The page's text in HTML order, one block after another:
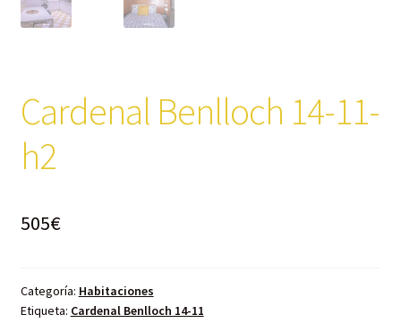
Cardenal Benlloch 14-11-
h2
505€
Categoría: Habitaciones
Etiqueta: Cardenal Benlloch 14-11